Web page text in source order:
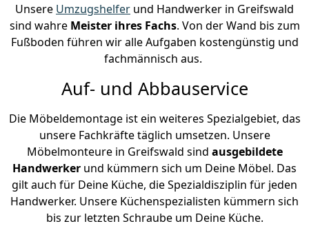
Unsere Umzugshelfer und Handwerker in Greifswald
sind wahre Meister ihres Fachs. Von der Wand bis zum
Fußboden führen wir alle Aufgaben kostengünstig und
fachmännisch aus.
Auf- und Abbauservice
Die Möbeldemontage ist ein weiteres Spezialgebiet, das
unsere Fachkräfte täglich umsetzen. Unsere
Möbelmonteure in Greifswald sind ausgebildete
Handwerker und kümmern sich um Deine Möbel. Das
gilt auch für Deine Küche, die Spezialdisziplin für jeden
Handwerker. Unsere Küchenspezialisten kümmern sich
bis zur letzten Schraube um Deine Küche.